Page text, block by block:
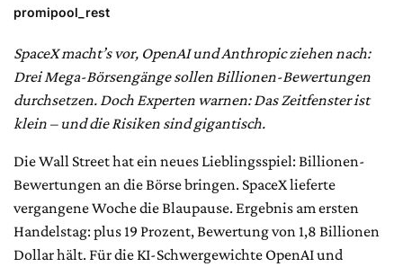
promipool_rest
SpaceX macht’s vor, OpenAI und Anthropic ziehen nach:
Drei Mega-Börsengänge sollen Billionen-Bewertungen
durchsetzen. Doch Experten warnen: Das Zeitfenster ist
klein – und die Risiken sind gigantisch.
Die Wall Street hat ein neues Lieblingsspiel: Billionen-
Bewertungen an die Börse bringen. SpaceX lieferte
vergangene Woche die Blaupause. Ergebnis am ersten
Handelstag: plus 19 Prozent, Bewertung von 1,8 Billionen
Dollar hält. Für die KI-Schwergewichte OpenAI und